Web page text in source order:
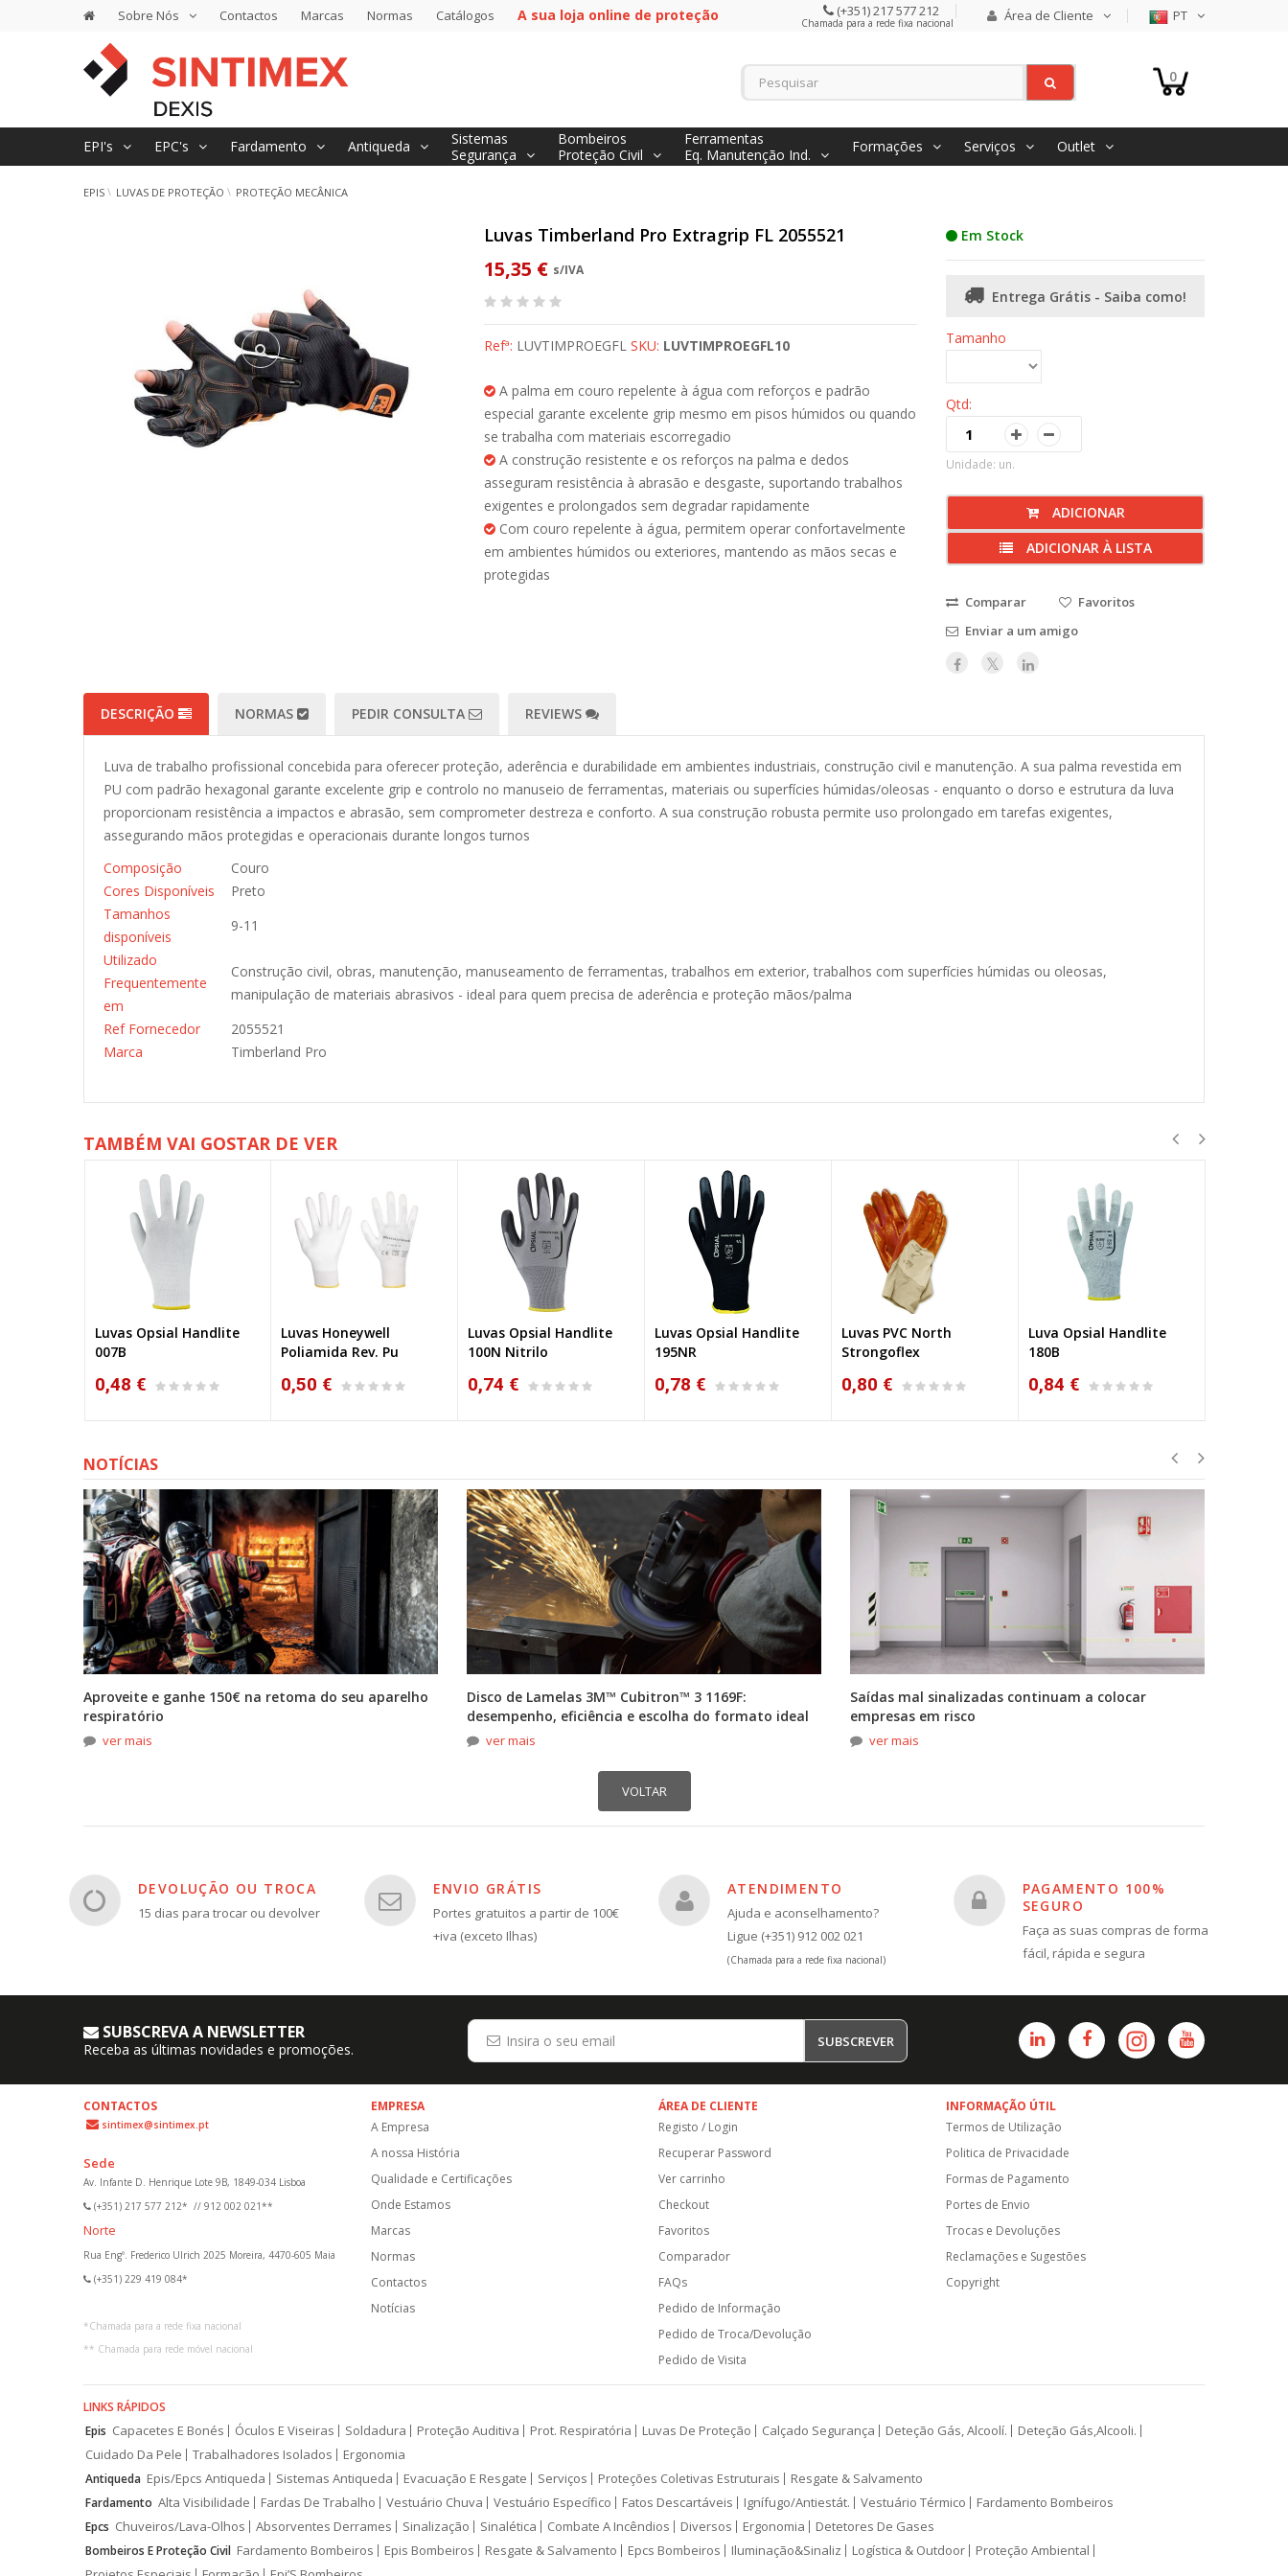
Sobre Nós Contactos Marcas Normas Catálogos A sua loja online de proteção (+351) 217 577 212
Chamada para a rede fixa nacional Área de Cliente PT
0
EPI's EPC's Fardamento Antiqueda
Sistemas
Segurança
Bombeiros
Proteção Civil
Ferramentas
Eq. Manutenção Ind.
Formações Serviços Outlet
EPIS LUVAS DE PROTEÇÃO PROTEÇÃO MECÂNICA
Luvas Timberland Pro Extragrip FL 2055521
15,35 € s/IVA
Refª: LUVTIMPROEGFL SKU: LUVTIMPROEGFL10
A palma em couro repelente à água com reforços e padrão
especial garante excelente grip mesmo em pisos húmidos ou quando
se trabalha com materiais escorregadio
A construção resistente e os reforços na palma e dedos
asseguram resistência à abrasão e desgaste, suportando trabalhos
exigentes e prolongados sem degradar rapidamente
Com couro repelente à água, permitem operar confortavelmente
em ambientes húmidos ou exteriores, mantendo as mãos secas e
protegidas
Em Stock
Entrega Grátis - Saiba como!
Tamanho
Qtd:
Unidade: un.
ADICIONAR
ADICIONAR À LISTA
Comparar
Favoritos
Enviar a um amigo
DESCRIÇÃO NORMAS PEDIR CONSULTA REVIEWS
Luva de trabalho profissional concebida para oferecer proteção, aderência e durabilidade em ambientes industriais, construção civil e manutenção. A sua palma revestida em
PU com padrão hexagonal garante excelente grip e controlo no manuseio de ferramentas, materiais ou superfícies húmidas/oleosas - enquanto o dorso e estrutura da luva
proporcionam resistência a impactos e abrasão, sem comprometer destreza e conforto. A sua construção robusta permite uso prolongado em tarefas exigentes,
assegurando mãos protegidas e operacionais durante longos turnos
Composição
Couro
Cores Disponíveis
Preto
Tamanhos
disponíveis
9-11
Utilizado
Frequentemente
em
Construção civil, obras, manutenção, manuseamento de ferramentas, trabalhos em exterior, trabalhos com superfícies húmidas ou oleosas,
manipulação de materiais abrasivos - ideal para quem precisa de aderência e proteção mãos/palma
Ref Fornecedor
2055521
Marca
Timberland Pro
TAMBÉM VAI GOSTAR DE VER
Luvas Opsial Handlite
007B
0,48 €
Luvas Honeywell
Poliamida Rev. Pu
0,50 €
NOVO
Luvas Opsial Handlite
100N Nitrilo
0,74 €
Luvas Opsial Handlite
195NR
0,78 €
Luvas PVC North
Strongoflex
0,80 €
Luva Opsial Handlite
180B
0,84 €
NOTÍCIAS
Aproveite e ganhe 150€ na retoma do seu aparelho
respiratório
ver mais
Disco de Lamelas 3M™ Cubitron™ 3 1169F:
desempenho, eficiência e escolha do formato ideal
ver mais
Saídas mal sinalizadas continuam a colocar
empresas em risco
ver mais
DEVOLUÇÃO OU TROCA
15 dias para trocar ou devolver
ENVIO GRÁTIS
Portes gratuitos a partir de 100€
+iva (exceto Ilhas)
ATENDIMENTO
Ajuda e aconselhamento?
Ligue (+351) 912 002 021
(Chamada para a rede fixa nacional)
PAGAMENTO 100%
SEGURO
Faça as suas compras de forma
fácil, rápida e segura
SUBSCREVA A NEWSLETTER
Receba as últimas novidades e promoções. SUBSCREVER
CONTACTOS
sintimex@sintimex.pt
Sede
Av. Infante D. Henrique Lote 9B, 1849-034 Lisboa
(+351) 217 577 212* // 912 002 021**
Norte
Rua Engº. Frederico Ulrich 2025 Moreira, 4470-605 Maia
(+351) 229 419 084*
*Chamada para a rede fixa nacional
** Chamada para rede móvel nacional
EMPRESA
A Empresa
A nossa História
Qualidade e Certificações
Onde Estamos
Marcas
Normas
Contactos
Notícias
ÁREA DE CLIENTE
Registo / Login
Recuperar Password
Ver carrinho
Checkout
Favoritos
Comparador
FAQs
Pedido de Informação
Pedido de Troca/Devolução
Pedido de Visita
INFORMAÇÃO ÚTIL
Termos de Utilização
Politica de Privacidade
Formas de Pagamento
Portes de Envio
Trocas e Devoluções
Reclamações e Sugestões
Copyright
LINKS RÁPIDOS
Epis Capacetes E Bonés Óculos E Viseiras Soldadura Proteção Auditiva Prot. Respiratória Luvas De Proteção Calçado Segurança Deteção Gás, Alcoolí.
Deteção Gás,Alcooli.
Cuidado Da Pele
Trabalhadores Isolados Ergonomia
Antiqueda Epis/Epcs Antiqueda Sistemas Antiqueda Evacuação E Resgate Serviços Proteções Coletivas Estruturais Resgate & Salvamento
Fardamento Alta Visibilidade Fardas De Trabalho Vestuário Chuva Vestuário Específico Fatos Descartáveis Ignífugo/Antiestát. Vestuário Térmico Fardamento Bombeiros
Epcs Chuveiros/Lava-Olhos Absorventes Derrames Sinalização Sinalética Combate A Incêndios Diversos Ergonomia Detetores De Gases
Bombeiros E Proteção Civil Fardamento Bombeiros Epis Bombeiros Resgate & Salvamento Epcs Bombeiros Iluminação&Sinaliz Logística & Outdoor
Proteção Ambiental